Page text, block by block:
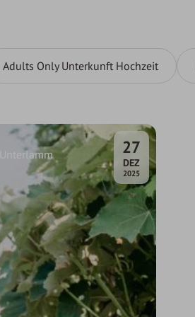
Adults Only Unterkunft Hochzeit
27
DEZ
2025